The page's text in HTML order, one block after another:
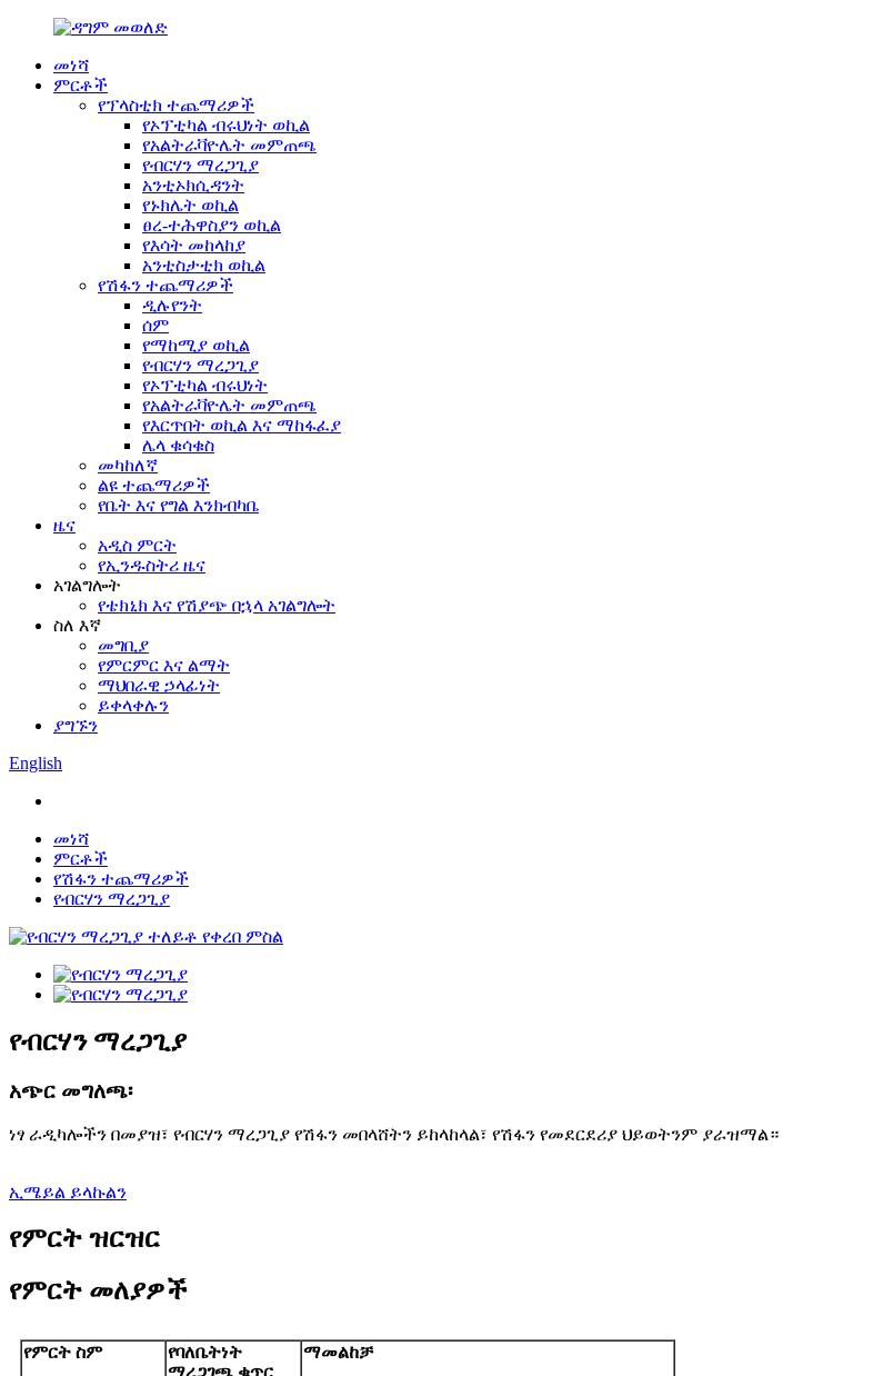
መነሻ
ምርቶች
የፕላስቲክ ተጨማሪዎች
የኦፕቲካል ብሩህነት ወኪል
የአልትራቫዮሌት መምጠጫ
የብርሃን ማረጋጊያ
አንቲኦክሲዳንት
የኑክሌት ወኪል
ፀረ-ተሕዋስያን ወኪል
የእሳት መከላከያ
አንቲስታቲክ ወኪል
የሽፋን ተጨማሪዎች
ዲሉየንት
ሰም
የማከሚያ ወኪል
የብርሃን ማረጋጊያ
የኦፕቲካል ብሩህነት
የአልትራቫዮሌት መምጠጫ
የእርጥበት ወኪል እና ማከፋፈያ
ሌላ ቁሳቁስ
መካከለኛ
ልዩ ተጨማሪዎች
የቤት እና የግል እንክብካቤ
ዜና
አዲስ ምርት
የኢንዱስትሪ ዜና
አገልግሎት
የቴክኒክ እና የሽያጭ በኋላ አገልግሎት
ስለ እኛ
መግቢያ
የምርምር እና ልማት
ማህበራዊ ኃላፊነት
ይቀላቀሉን
ያግኙን
English
መነሻ
ምርቶች
የሽፋን ተጨማሪዎች
የብርሃን ማረጋጊያ
የብርሃን ማረጋጊያ
አጭር መግለጫ፡
ነፃ ራዲካሎችን በመያዝ፣ የብርሃን ማረጋጊያ የሽፋን መበላሸትን ይከላከላል፣ የሽፋን የመደርደሪያ ህይወትንም ያራዝማል።
ኢሜይል ይላኩልን
የምርት ዝርዝር
የምርት መለያዎች
የምርት ስም
የባለቤትነት
ማመልከቻ